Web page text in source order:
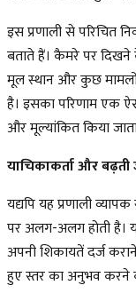
इस प्रणाली से परिचित
बताते हैं। कैमरे पर
मूल स्थान और कुछ मामलों
है। इसका परिणाम एक
और मूल्यांकित किया
याचिकाकर्ता और
यद्यपि यह प्रणाली
पर अलग-अलग होती है।
अपनी शिकायतें दर्ज
हुए स्तर का अनुभव करने